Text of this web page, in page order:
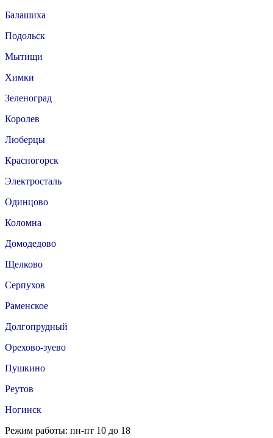
Балашиха
Подольск
Мытищи
Химки
Зеленоград
Королев
Люберцы
Красногорск
Электросталь
Одинцово
Коломна
Домодедово
Щелково
Серпухов
Раменское
Долгопрудный
Орехово-зуево
Пушкино
Реутов
Ногинск
Режим работы: пн-пт 10 до 18